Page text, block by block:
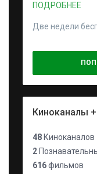
ПОДРОБНЕЕ
Две недели
Киноканалы +
48 Киноканалов
2
616фильмов